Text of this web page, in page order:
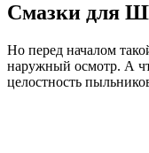
Смазки для
Но перед началом
наружный осмотр. А
целостность